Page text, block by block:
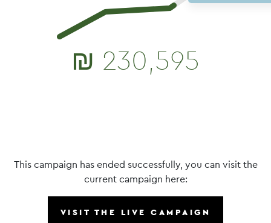
₪ 230,595
This campaign has ended successfully, you can visit the
current campaign here:
VISIT THE LIVE CAMPAIGN